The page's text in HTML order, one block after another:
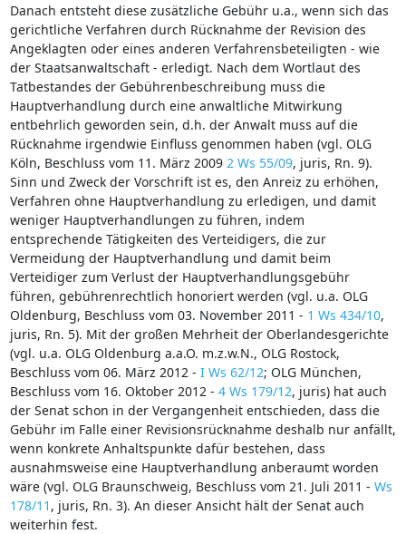
Danach entsteht diese zusätzliche Gebühr u.a., wenn sich das
gerichtliche Verfahren durch Rücknahme der Revision des
Angeklagten oder eines anderen Verfahrensbeteiligten - wie
der Staatsanwaltschaft - erledigt. Nach dem Wortlaut des
Tatbestandes der Gebührenbeschreibung muss die
Hauptverhandlung durch eine anwaltliche Mitwirkung
entbehrlich geworden sein, d.h. der Anwalt muss auf die
Rücknahme irgendwie Einfluss genommen haben (vgl. OLG
Köln, Beschluss vom 11. März 2009 2 Ws 55/09, juris, Rn. 9).
Sinn und Zweck der Vorschrift ist es, den Anreiz zu erhöhen,
Verfahren ohne Hauptverhandlung zu erledigen, und damit
weniger Hauptverhandlungen zu führen, indem
entsprechende Tätigkeiten des Verteidigers, die zur
Vermeidung der Hauptverhandlung und damit beim
Verteidiger zum Verlust der Hauptverhandlungsgebühr
führen, gebührenrechtlich honoriert werden (vgl. u.a. OLG
Oldenburg, Beschluss vom 03. November 2011 - 1 Ws 434/10,
juris, Rn. 5). Mit der großen Mehrheit der Oberlandesgerichte
(vgl. u.a. OLG Oldenburg a.a.O. m.z.w.N., OLG Rostock,
Beschluss vom 06. März 2012 - I Ws 62/12; OLG München,
Beschluss vom 16. Oktober 2012 - 4 Ws 179/12, juris) hat auch
der Senat schon in der Vergangenheit entschieden, dass die
Gebühr im Falle einer Revisionsrücknahme deshalb nur anfällt,
wenn konkrete Anhaltspunkte dafür bestehen, dass
ausnahmsweise eine Hauptverhandlung anberaumt worden
wäre (vgl. OLG Braunschweig, Beschluss vom 21. Juli 2011 - Ws
178/11 , juris, Rn. 3). An dieser Ansicht hält der Senat auch
weiterhin fest.